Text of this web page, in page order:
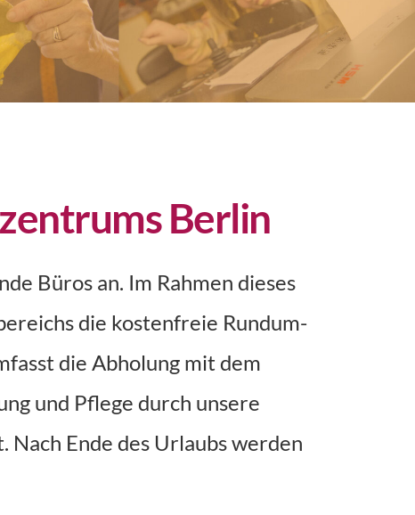
Berlin
Büros an. Im Rahmen dieses
die kostenfreie Rundum-
die Abholung mit dem
und Pflege durch unsere
Ende des Urlaubs werden